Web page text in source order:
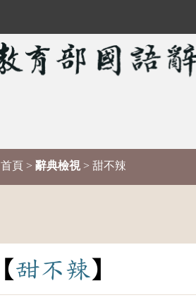
首頁 > 辭典檢視 > 甜不辣
甜不辣